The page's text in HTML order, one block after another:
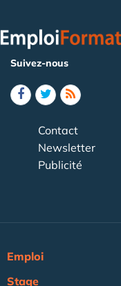
Suivez-nous
Contact
Newsletter
Publicité
Emploi
Stage